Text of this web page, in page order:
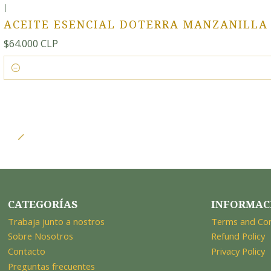
|
ACEITE ESENCIAL DOTERRA
$64.000 CLP
Cantidad
CATEGORÍAS
Trabaja junto a nostros
Sobre Nosotros
Contacto
Preguntas frecuentes
Terms and
Refund Policy
Privacy Policy